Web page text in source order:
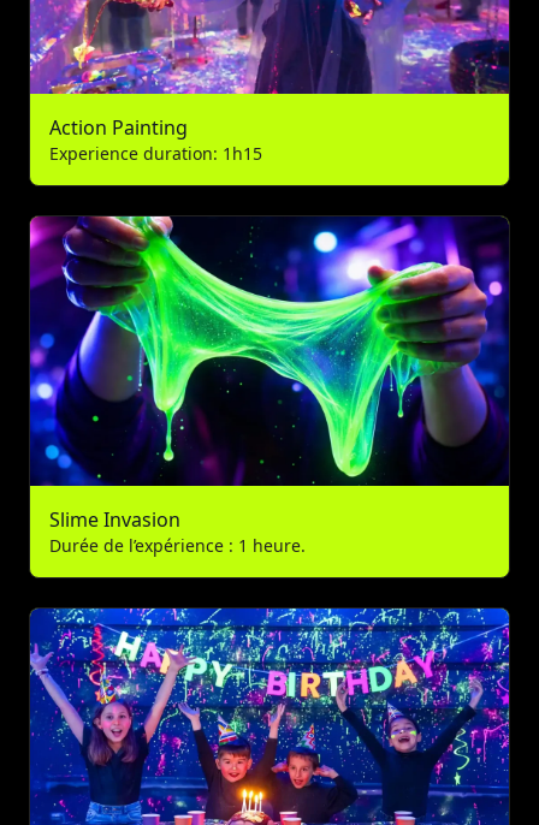
Action Painting
Experience duration: 1h15
Slime Invasion
Durée de l’expérience : 1 heure.